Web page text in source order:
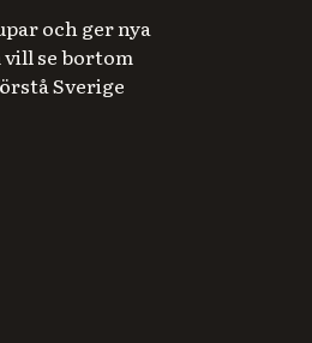
och ger nya
se bortom
Sverige